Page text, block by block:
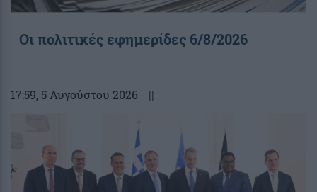
Οι πολιτικές εφημερίδες 6/8/2026
17:59, 5 Αυγούστου 2026 ||